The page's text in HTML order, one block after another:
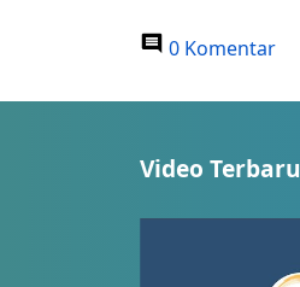
0 Komentar
Video Terbaru